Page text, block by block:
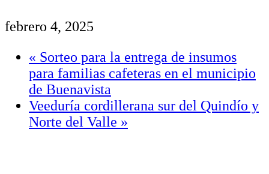
febrero 4, 2025
« Sorteo para la entrega de insumos
para familias cafeteras en el municipio
de Buenavista
Veeduría cordillerana sur del Quindío y
Norte del Valle »